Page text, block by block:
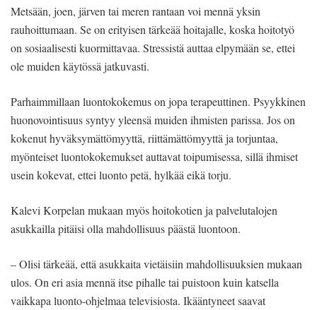
Metsään, joen, järven tai meren rantaan voi mennä yksin
rauhoittumaan. Se on erityisen tärkeää hoitajalle, koska hoitotyö
on sosiaalisesti kuormittavaa. Stressistä auttaa elpymään se, ettei
ole muiden käytössä jatkuvasti.
Parhaimmillaan luontokokemus on jopa terapeuttinen. Psyykkinen
huonovointisuus syntyy yleensä muiden ihmisten parissa. Jos on
kokenut hyväksymättömyyttä, riittämättömyyttä ja torjuntaa,
myönteiset luontokokemukset auttavat toipumisessa, sillä ihmiset
usein kokevat, ettei luonto petä, hylkää eikä torju.
Kalevi Korpelan mukaan myös hoitokotien ja palvelutalojen
asukkailla pitäisi olla mahdollisuus päästä luontoon.
– Olisi tärkeää, että asukkaita vietäisiin mahdollisuuksien mukaan
ulos. On eri asia mennä itse pihalle tai puistoon kuin katsella
vaikkapa luonto-ohjelmaa televisiosta. Ikääntyneet saavat